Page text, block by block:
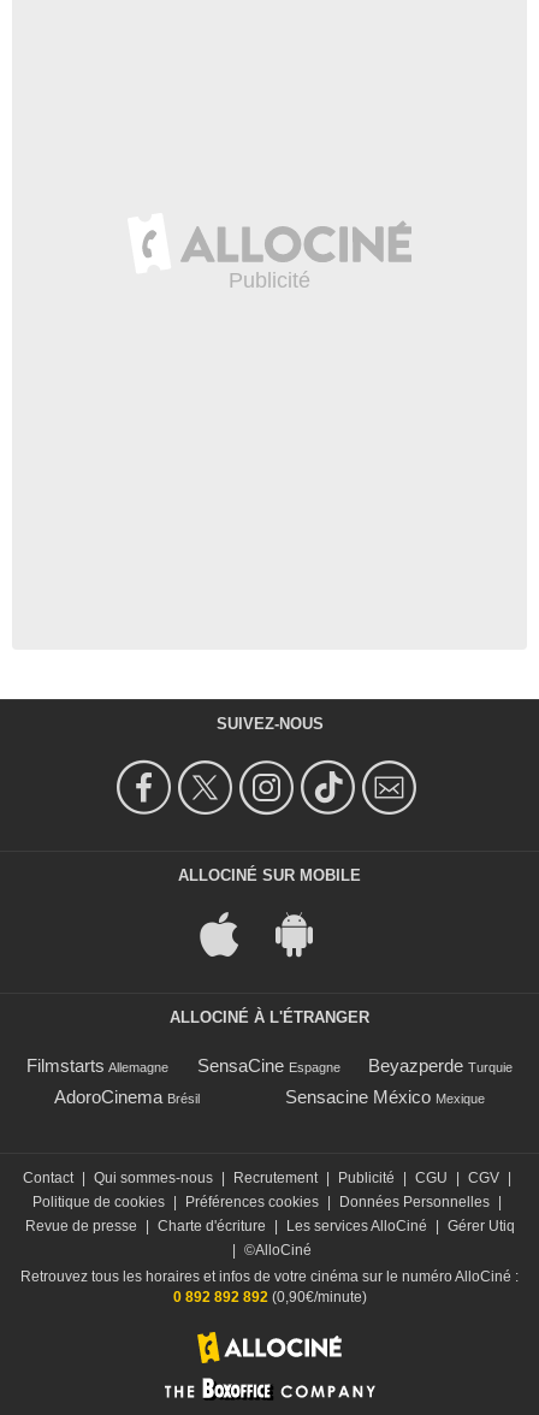
SUIVEZ-NOUS
ALLOCINÉ SUR MOBILE
ALLOCINÉ À L'ÉTRANGER
Filmstarts Allemagne SensaCine Espagne Beyazperde Turquie
AdoroCinema Brésil Sensacine México Mexique
Contact Qui sommes-nous Recrutement Publicité CGU CGV
Politique de cookies
Préférences cookies Données Personnelles
Revue de presse
Charte d'écriture Les services AlloCiné
Gérer Utiq
©AlloCiné
Retrouvez tous les horaires et infos de votre cinéma sur le numéro AlloCiné :
0 892 892 892(0,90€/minute)